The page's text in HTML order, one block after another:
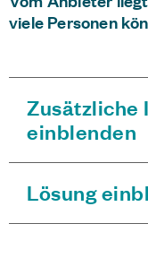
viele Personen
Zusätzliche
einblenden
Lösung